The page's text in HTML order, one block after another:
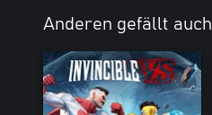
Anderen gefällt auch